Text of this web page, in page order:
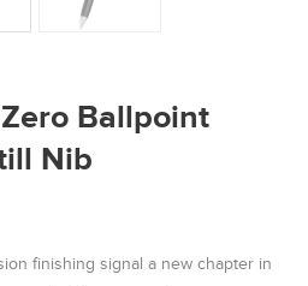
Ballpoint
Nib
finishing signal a new chapter in